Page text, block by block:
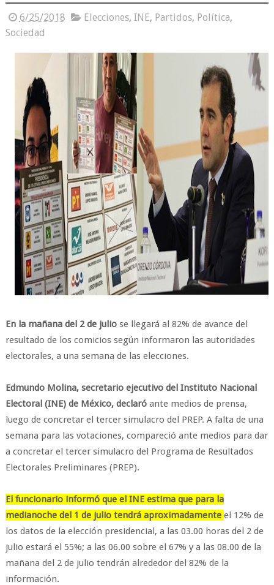
6/25/2018 Elecciones, INE, Partidos, Política,
Sociedad
En la mañana del 2 de julio se llegará al 82% de avance del
resultado de los comicios según informaron las autoridades
electorales, a una semana de las elecciones.
Edmundo Molina, secretario ejecutivo del Instituto Nacional
Electoral (INE) de México, declaróante medios de prensa,
luego de concretar el tercer simulacro del PREP. A falta de una
semana para las votaciones, compareció ante medios para dar
a concretar el tercer simulacro del Programa de Resultados
Electorales Preliminares (PREP).
El funcionario informó que el INE estima que para la
medianoche del 1 de julio tendrá aproximadamente el 12% de
los datos de la elección presidencial, a las 03.00 horas del 2 de
julio estará el 55%; a las 06.00 sobre el 67% y a las 08.00 de la
mañana del 2 de julio tendrán alrededor del 82% de la
información.